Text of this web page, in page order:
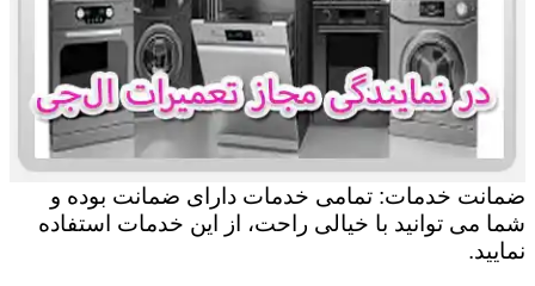
ضمانت خدمات: تمامی خدمات دارای ضمانت بوده و
شما می توانید با خیالی راحت، از این خدمات استفاده
نمایید.